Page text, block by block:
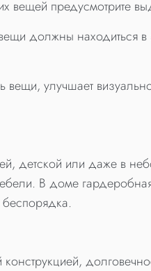
вещей предусмотрите
должны находиться
вещи, улучшает
детской или даже в
В доме